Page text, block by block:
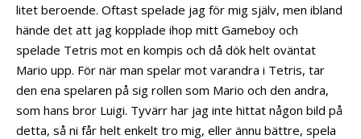
litet beroende. Oftast spelade jag för mig själv, men ibland
hände det att jag kopplade ihop mitt Gameboy och
spelade Tetris mot en kompis och då dök helt oväntat
Mario upp. För när man spelar mot varandra i Tetris, tar
den ena spelaren på sig rollen som Mario och den andra,
som hans bror Luigi. Tyvärr har jag inte hittat någon bild på
detta, så ni får helt enkelt tro mig, eller ännu bättre, spela